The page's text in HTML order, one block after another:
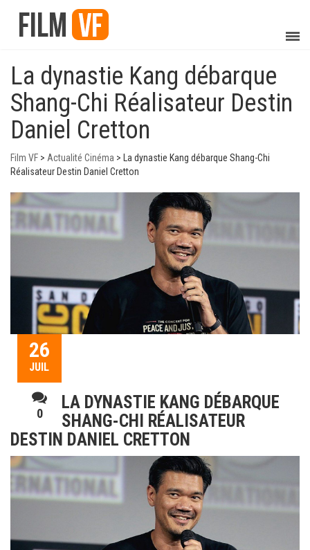
La dynastie Kang débarque
Shang-Chi Réalisateur Destin
Daniel Cretton
Film VF > Actualité Cinéma >
La dynastie Kang débarque Shang-Chi
Réalisateur Destin Daniel Cretton
26
JUIL
0
LA DYNASTIE KANG DÉBARQUE
SHANG-CHI RÉALISATEUR
DESTIN DANIEL CRETTON